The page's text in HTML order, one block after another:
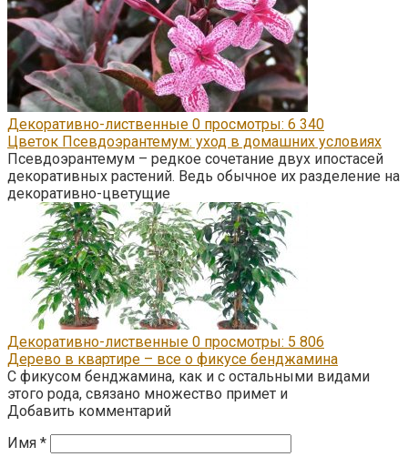
Декоративно-лиственные 0 просмотры: 6 340
Цветок Псевдоэрантемум: уход в домашних условиях
Псевдоэрантемум – редкое сочетание двух ипостасей
декоративных растений. Ведь обычное их разделение на
декоративно-цветущие
Декоративно-лиственные 0 просмотры: 5 806
Дерево в квартире – все о фикусе бенджамина
С фикусом бенджамина, как и с остальными видами
этого рода, связано множество примет и
Добавить комментарий
Имя *